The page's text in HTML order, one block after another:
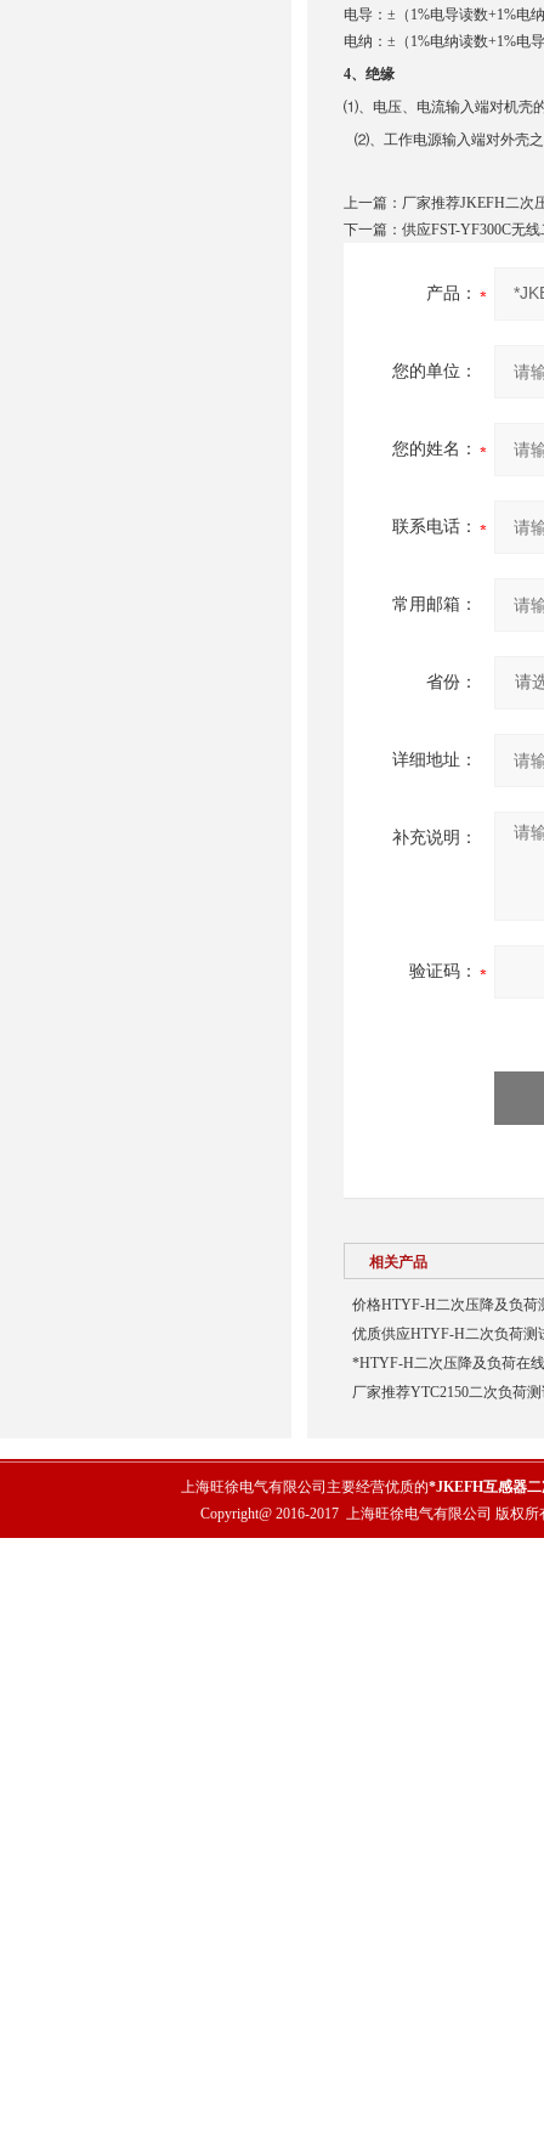
电导： ±（1%电导读数+1%电
电纳： ±（1%电纳读数+1%电
4、绝缘
⑴、电压、电流输入端对机壳
⑵、工作电源输入端对外壳
上一篇： 厂家推荐JKEFH二次
下一篇： 供应FST-YF300C无
产品：
您的单位：
您的姓名：
联系电话：
常用邮箱：
省份：
详细地址：
补充说明：
验证码：
相关产品
价格HTYF-H二次压降及负荷
优质供应HTYF-H二次负荷测
*HTYF-H二次压降及负荷在
厂家推荐YTC2150二次负荷
上海旺徐电气有限公司主要经营优质的*JKEFH互感器
Copyright@ 2016-2017 上海旺徐电气有限公司 版权